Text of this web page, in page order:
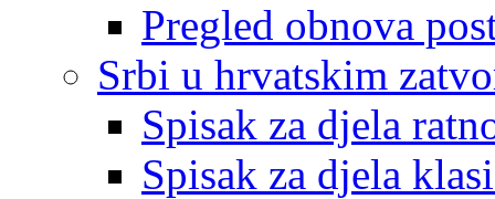
Pregled obnova
Srbi u hrvatskim
Spisak za djela
Spisak za djela